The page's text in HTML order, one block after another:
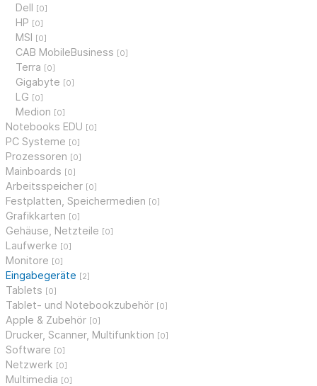
Dell [0]
HP [0]
MSI [0]
CAB MobileBusiness [0]
Terra [0]
Gigabyte [0]
LG [0]
Medion [0]
Notebooks EDU [0]
PC Systeme [0]
Prozessoren [0]
Mainboards [0]
Arbeitsspeicher [0]
Festplatten, Speichermedien [0]
Grafikkarten [0]
Gehäuse, Netzteile [0]
Laufwerke [0]
Monitore [0]
Eingabegeräte [2]
Tablets [0]
Tablet- und Notebookzubehör [0]
Apple & Zubehör [0]
Drucker, Scanner, Multifunktion [0]
Software [0]
Netzwerk [0]
Multimedia [0]